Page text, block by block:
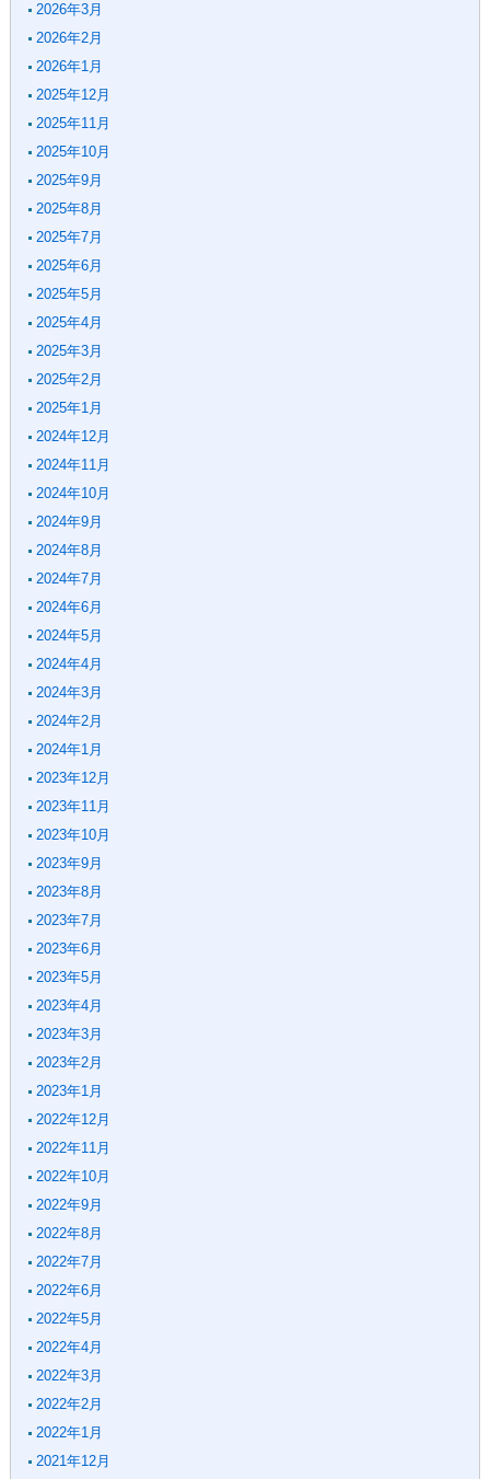
2026年3月
2026年2月
2026年1月
2025年12月
2025年11月
2025年10月
2025年9月
2025年8月
2025年7月
2025年6月
2025年5月
2025年4月
2025年3月
2025年2月
2025年1月
2024年12月
2024年11月
2024年10月
2024年9月
2024年8月
2024年7月
2024年6月
2024年5月
2024年4月
2024年3月
2024年2月
2024年1月
2023年12月
2023年11月
2023年10月
2023年9月
2023年8月
2023年7月
2023年6月
2023年5月
2023年4月
2023年3月
2023年2月
2023年1月
2022年12月
2022年11月
2022年10月
2022年9月
2022年8月
2022年7月
2022年6月
2022年5月
2022年4月
2022年3月
2022年2月
2022年1月
2021年12月